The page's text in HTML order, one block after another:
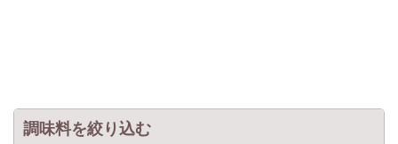
調味料を絞り込む